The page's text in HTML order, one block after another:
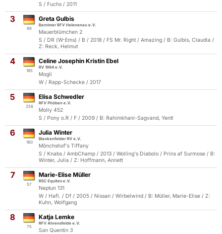
S / Fuchs / 2011
3
66
Greta Gulbis
Barnimer RFV Helenenau e.V.
Mauerblümchen 2
S / DR (W-Ems) / B / 2018 / FS Mr. Right / Amazing / B: Gulbis, Claudia /
Z: Reck, Helmut
4
185
Celine Josephin Kristin Ebel
RV 1994 e.V.
Mogli
W / Rapp-Schecke / 2017
5
258
Elisa Schwedler
RFV Phöben e.V.
Molly 452
S / Pony o.R / F / 2009 / B: Rahimkhani-Sagvand, Yentl
6
160
Julia Winter
Blankenfelder RV e.V.
Mönchshof's Tiffany
S / Knabs / AmbChamp / 2013 / Wolling's Diabolo / Prins af Surmose / B:
Winter, Julia / Z: Hoffmann, Annett
7
57
Marie-Elise Müller
RSC Equites e.V.
Neptun 131
W / Hafl. / Df / 2005 / Nissan / Wirbelwind / B: Müller, Marie-Elise / Z:
Kuhn, Wolfgang
8
75
Katja Lemke
RFV Ahrensfelde e.V.
San Quentin 3